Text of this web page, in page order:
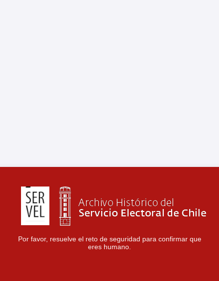
Por favor, resuelve el reto de seguridad para confirmar que
eres humano.